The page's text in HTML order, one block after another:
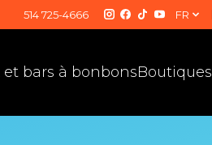
514 725-4666 FR
et bars à bonbonsBoutiques